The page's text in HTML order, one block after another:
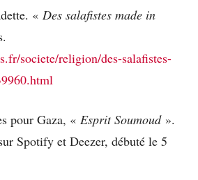
« Des salafistes made in
societe/religion/des-salafistes-
pour Gaza, « Esprit Soumoud».
Spotify et Deezer, débuté le 5